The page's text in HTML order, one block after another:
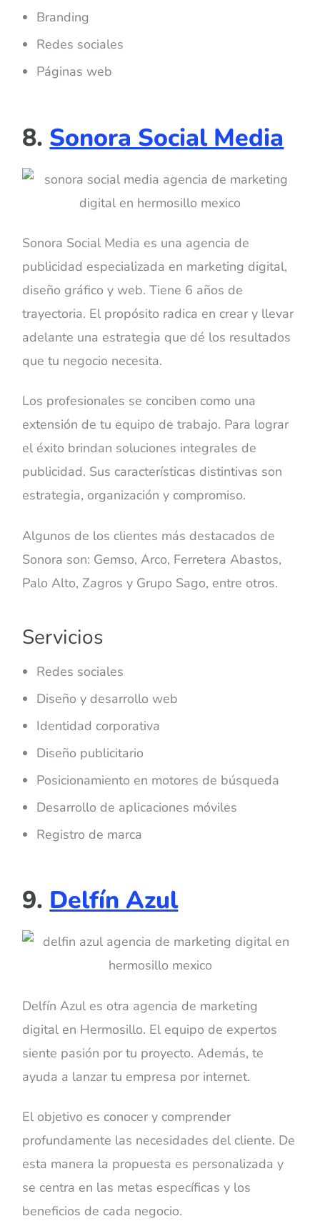
Branding
Redes sociales
Páginas web
8. Sonora Social Media
Sonora Social Media es una agencia de
publicidad especializada en marketing digital,
diseño gráfico y web. Tiene 6 años de
trayectoria. El propósito radica en crear y llevar
adelante una estrategia que dé los resultados
que tu negocio necesita.
Los profesionales se conciben como una
extensión de tu equipo de trabajo. Para lograr
el éxito brindan soluciones integrales de
publicidad. Sus características distintivas son
estrategia, organización y compromiso.
Algunos de los clientes más destacados de
Sonora son: Gemso, Arco, Ferretera Abastos,
Palo Alto, Zagros y Grupo Sago, entre otros.
Servicios
Redes sociales
Diseño y desarrollo web
Identidad corporativa
Diseño publicitario
Posicionamiento en motores de búsqueda
Desarrollo de aplicaciones móviles
Registro de marca
9. Delfín Azul
Delfín Azul es otra agencia de marketing
digital en Hermosillo. El equipo de expertos
siente pasión por tu proyecto. Además, te
ayuda a lanzar tu empresa por internet.
El objetivo es conocer y comprender
profundamente las necesidades del cliente. De
esta manera la propuesta es personalizada y
se centra en las metas específicas y los
beneficios de cada negocio.